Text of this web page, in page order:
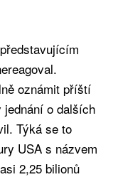
oznámit příští
jednání o dalších
Týká se to
USA s názvem
2,25 bilionů